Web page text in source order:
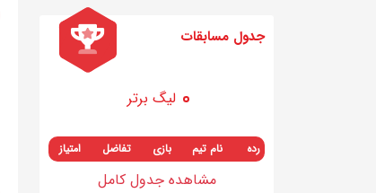
جدول مسابقات
لیگ برتر
رده نام تیم بازی تفاضل امتیاز
مشاهده جدول کامل